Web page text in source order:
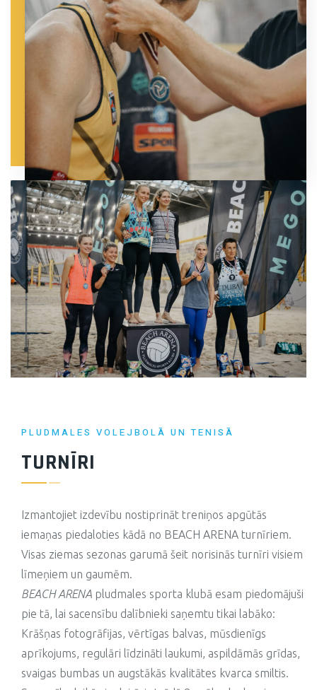
PLUDMALES VOLEJBOLĀ UN TENISĀ
TURNĪRI
Izmantojiet izdevību nostiprināt treniņos apgūtās
iemaņas piedaloties kādā no BEACH ARENA turnīriem.
Visas ziemas sezonas garumā šeit norisinās turnīri visiem
līmeņiem un gaumēm.
BEACH ARENA pludmales sporta klubā esam piedomājuši
pie tā, lai sacensību dalībnieki saņemtu tikai labāko:
Krāšņas fotogrāfijas, vērtīgas balvas, mūsdienīgs
aprīkojums, regulāri līdzināti laukumi, aspildāmās grīdas,
svaigas bumbas un augstākās kvalitātes kvarca smiltis.